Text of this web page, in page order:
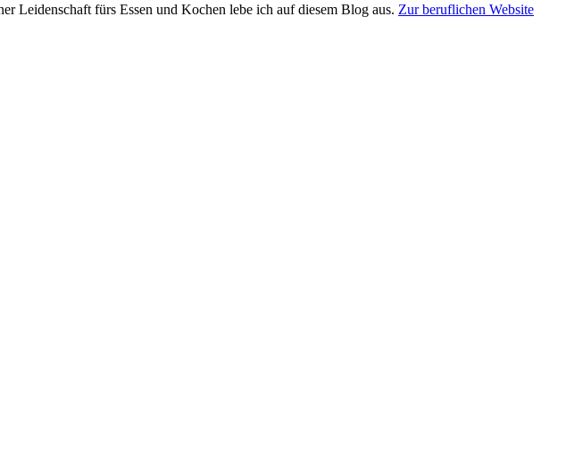
Leidenschaft fürs Essen und Kochen lebe ich auf diesem Blog aus. Zur beruflichen Website